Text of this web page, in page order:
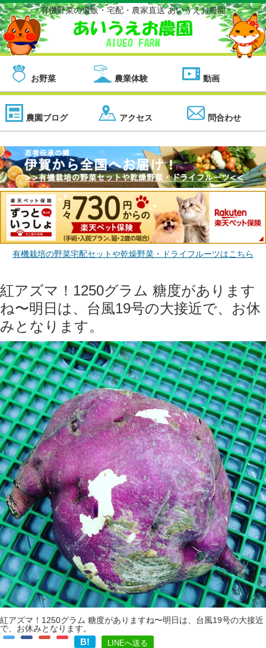
有機野菜の通販・宅配・農家直送 あいうえお農園
お野菜 農業体験 動画
農園ブログ アクセス 問合わせ
有機栽培の野菜宅配セットや乾燥野菜・ドライフルーツはこちら
紅アズマ！1250グラム 糖度があります
ね〜明日は、台風19号の大接近で、お休
みとなります。
紅アズマ！1250グラム 糖度がありますね〜明日は、台風19号の大接近
で、お休みとなります。
B! LINEへ送る